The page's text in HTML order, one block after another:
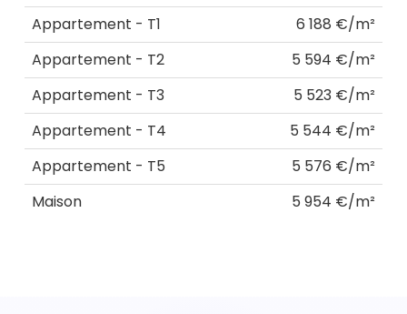
Appartement - T1
6 188 €/m²
Appartement - T2
5 594 €/m²
Appartement - T3
5 523 €/m²
Appartement - T4
5 544 €/m²
Appartement - T5
5 576 €/m²
Maison
5 954 €/m²